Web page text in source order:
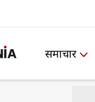
समाचार